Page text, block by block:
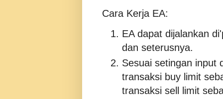
Cara Kerja EA:
EA dapat dijalankan
dan seterusnya.
Sesuai setingan input
transaksi buy limit
transaksi sell limit